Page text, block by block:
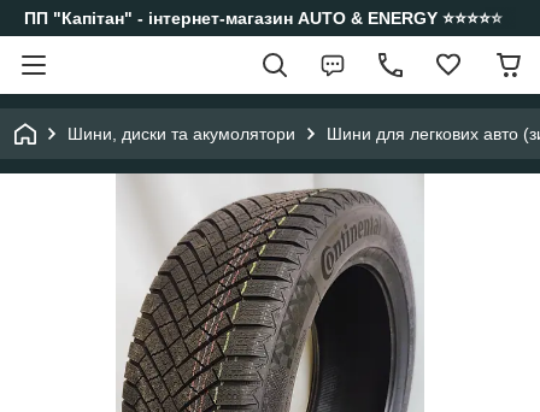
ПП "Капітан" - інтернет-магазин AUTO & ENERGY ⭐️⭐️⭐️⭐️⭐️
Шини, диски та акумолятори Шини для легкових авто